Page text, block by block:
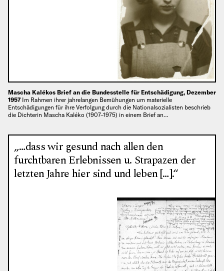
Mascha Kalékos Brief an die Bundesstelle für Entschädigung, Dezember
1957 Im Rahmen ihrer jahrelangen Bemühungen um materielle
Entschädigungen für ihre Verfolgung durch die Nationalsozialisten beschrieb
die Dichterin Mascha Kaléko (1907–1975) in einem Brief an…
„…dass wir gesund nach allen den
furchtbaren Erlebnissen u. Strapazen der
letzten Jahre hier sind und leben […].“